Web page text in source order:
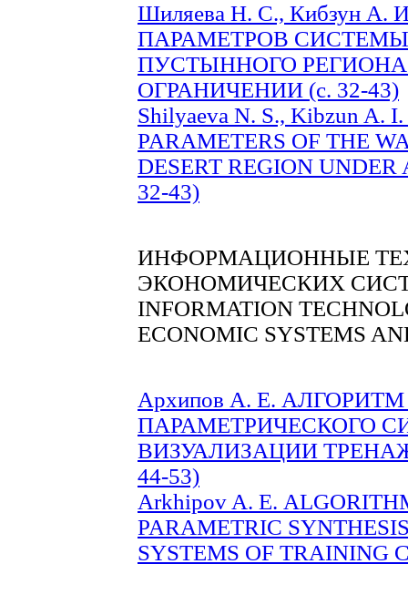
Шиляева Н. С., Кибзун
ПАРАМЕТРОВ
ПУСТЫННОГО
ОГРАНИЧЕНИИ (с. 32-43)
Shilyaeva N. S., Kibzun A.
PARAMETERS OF THE
DESERT REGION
32-43)
ИНФОРМАЦИОННЫЕ
ЭКОНОМИЧЕСКИХ
INFORMATION
ECONOMIC SYSTEMS
Архипов А. Е.
ПАРАМЕТРИЧЕСКОГО
ВИЗУАЛИЗАЦИИ
44-53)
Arkhipov A. Е.
PARAMETRIC
SYSTEMS OF TRAINING